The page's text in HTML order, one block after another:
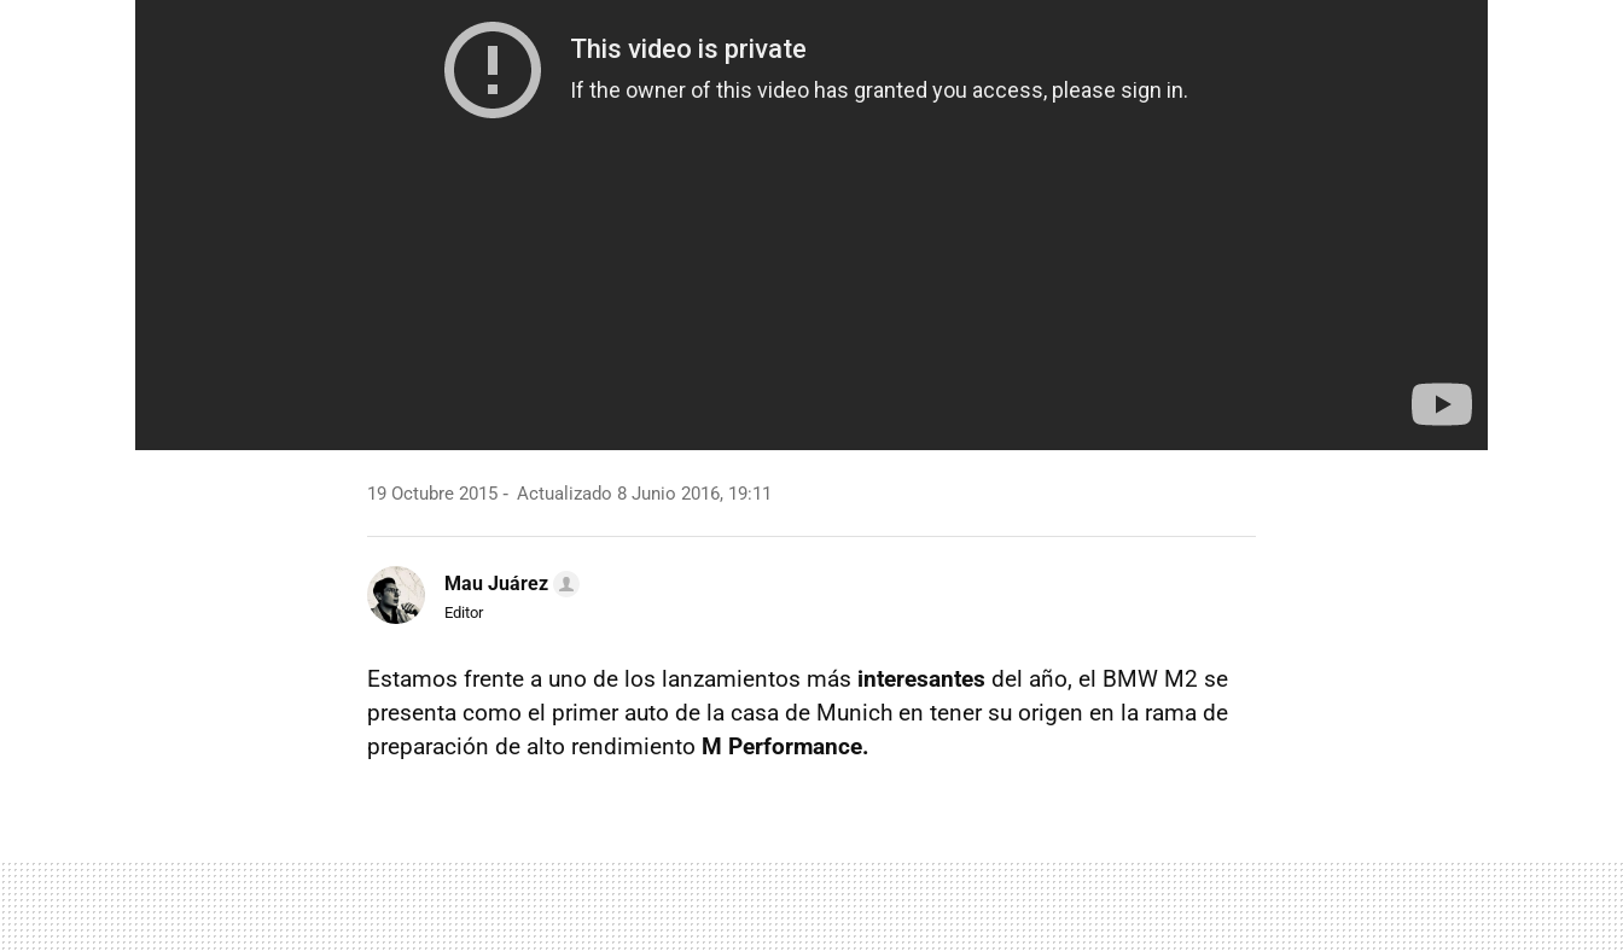
19 Octubre 2015 Actualizado 8 Junio 2016, 19:11
Mau Juárez
Editor
Estamos frente a uno de los lanzamientos más interesantes del año, el BMW M2 se
presenta como el primer auto de la casa de Munich en tener su origen en la rama de
preparación de alto rendimiento M Performance.